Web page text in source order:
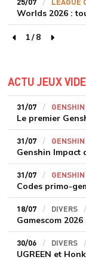
Worlds 2026 :
page précédente
1/8
page
ACTU JEUX
31/07
31/07
31/07
18/07 DIVERS
30/06 DIVERS